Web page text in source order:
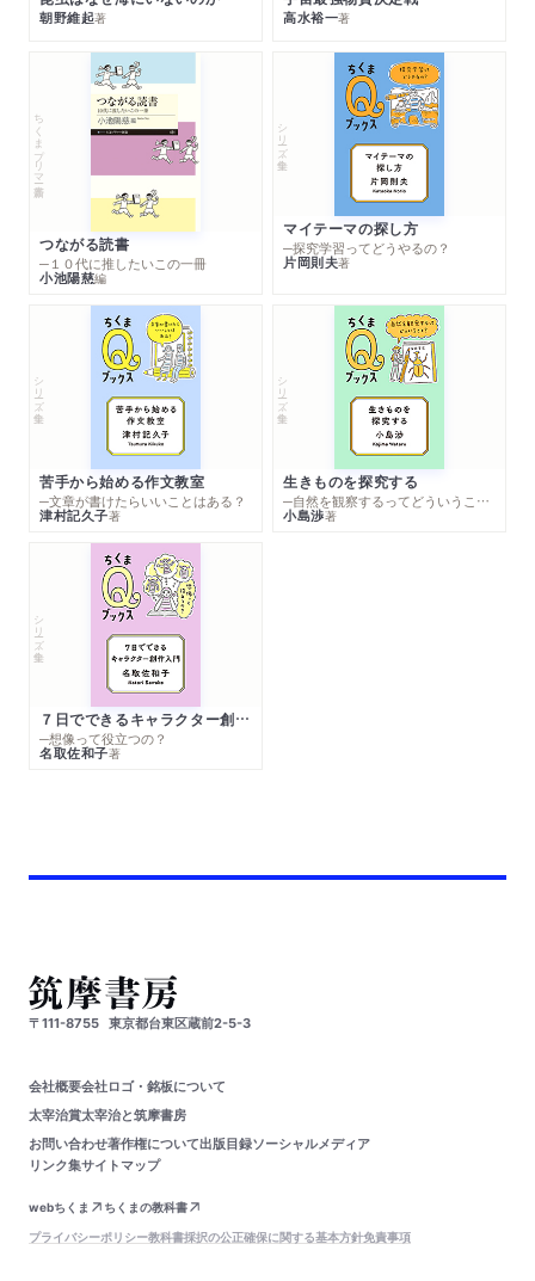
朝野維起著 高水裕一著
ちくまプリマー新書
つながる読書
─１０代に推したいこの一冊
小池陽慈編
シリーズ・全集
マイテーマの探し方
─探究学習ってどうやるの？
片岡則夫著
シリーズ・全集
苦手から始める作文教室
─文章が書けたらいいことはある？
津村記久子著
シリーズ・全集
生きものを探究する
─自然を観察するってどういうこと？
小島渉著
シリーズ・全集
７日でできるキャラクター創作入門
─想像って役立つの？
名取佐和子著
〒111-8755 東京都台東区蔵前2-5-3
会社概要会社ロゴ・銘板について
太宰治賞太宰治と筑摩書房
お問い合わせ著作権について出版目録ソーシャルメディア
リンク集サイトマップ
webちくま
ちくまの教科書
プライバシーポリシー教科書採択の公正確保に関する基本方針免責事項